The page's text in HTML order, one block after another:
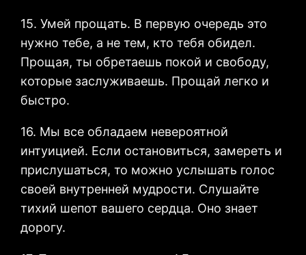
15. Умей прощать. В первую очередь это
нужно тебе, а не тем, кто тебя обидел.
Прощая, ты обретаешь покой и свободу,
которые заслуживаешь. Прощай легко и
быстро.
16. Мы все обладаем невероятной
интуицией. Если остановиться, замереть и
прислушаться, то можно услышать голос
своей внутренней мудрости. Слушайте
тихий шепот вашего сердца. Оно знает
дорогу.